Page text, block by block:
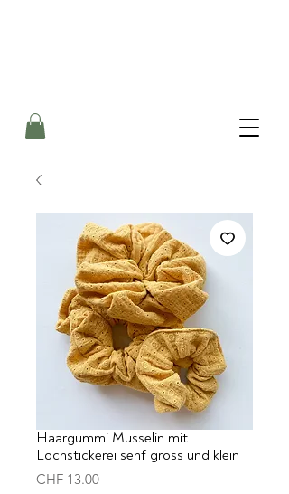
Haargummi Musselin mit
Lochstickerei senf gross und klein
CHF 13.00Preis